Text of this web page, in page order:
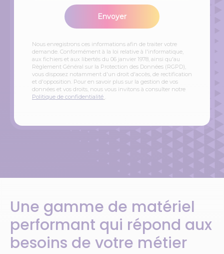
Envoyer
Nous enregistrons ces informations afin de traiter votre
demande. Conformément à la loi relative à l'informatique,
aux fichiers et aux libertés du 06 janvier 1978, ainsi qu'au
Règlement Général sur la Protection des Données (RGPD),
vous disposez notamment d'un droit d'accès, de rectification
et d'opposition. Pour en savoir plus sur la gestion de vos
données et vos droits, nous vous invitons à consulter notre
Politique de confidentialité
Une gamme de matériel
performant qui répond aux
besoins de votre métier